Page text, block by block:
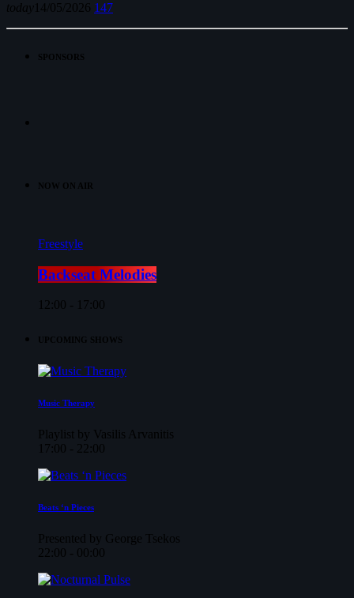
today 14/05/2026 147
SPONSORS
NOW ON AIR
Freestyle
Backseat Melodies
12:00 - 17:00
UPCOMING SHOWS
Music Therapy
Playlist by Vasilis Arvanitis
17:00 - 22:00
Beats ‘n Pieces
Presented by George Tsekos
22:00 - 00:00